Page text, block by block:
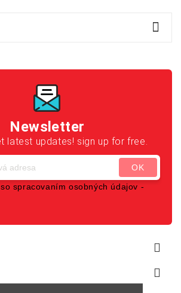

Newsletter
latest updates! sign up for free.
spracovaním osobných údajov -

